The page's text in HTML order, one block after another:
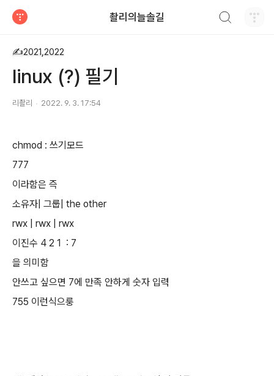
촬리의늘솔길
✍2021,2022
linux (?) 필기
리촬리 2022. 9. 3. 17:54
chmod : 쓰기모드
777
이라함은 즉
소유자| 그룹| the other
rwx | rwx | rwx
이진수 4 2 1 : 7
을 의미함
안쓰고 싶으면 7에 만족 안하게 숫자 입력
755 이런식으룽